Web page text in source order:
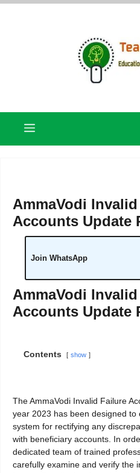
Skip
Menu
AmmaVodi
Accounts Update
Join WhatsApp
AmmaVodi
Accounts Update
Contents show
The AmmaVodi Invalid Failure
year 2023 has been designed
system for rectifying any
with beneficiary accounts. In
dedicated team of trained
carefully examine and verify the